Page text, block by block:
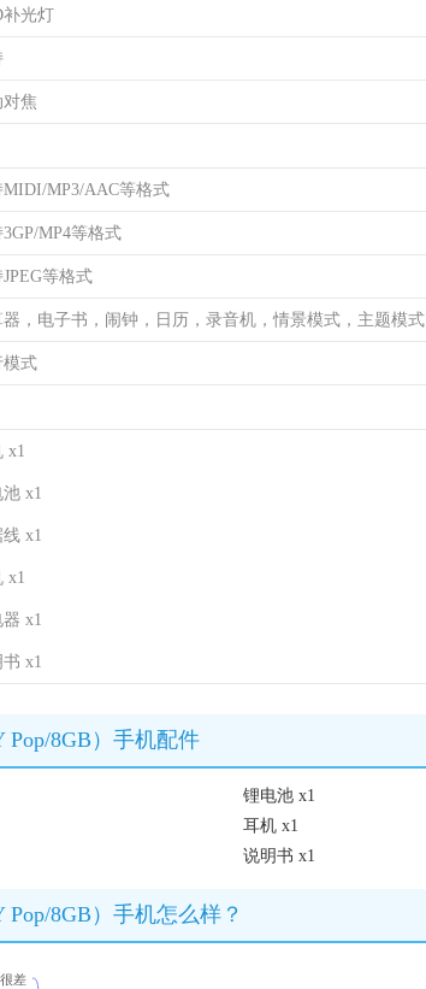
光灯
对焦
MIDI/MP3/AAC等格式
MP4等格式
等格式
器，电子书，闹钟，日历，录音机，情景模式，主题模式
模式
x1
x1
x1
x1
器 x1
x1
8GB）手机配件
锂电池 x1
耳机 x1
说明书 x1
8GB）手机怎么样？
很差